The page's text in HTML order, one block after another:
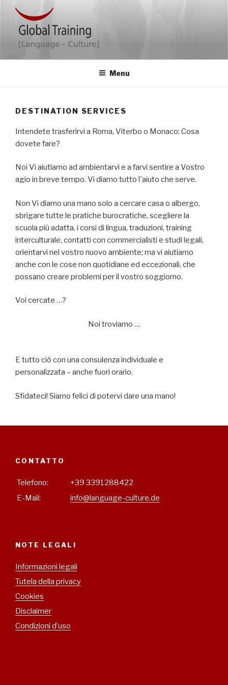
Salta
contenuto
GLOBAL TRAINING
Menu
DESTINATION SERVICES
Intendete trasferirvi a Roma, Viterbo o Monaco: Cosa
dovete fare?
Noi Vi aiutiamo ad ambientarvi e a farvi sentire a Vostro
agio in breve tempo. Vi diamo tutto l´aiuto che serve.
Non Vi diamo una mano solo a cercare casa o albergo,
sbrigare tutte le pratiche burocratiche, scegliere la
scuola più adatta, i corsi di lingua, traduzioni, training
interculturale, contatti con commercialisti e studi legali,
orientarvi nel vostro nuovo ambiente; ma vi aiutiamo
anche con le cose non quotidiane ed eccezionali, che
possano creare problemi per il vostro soggiorno.
Voi cercate …?
Noi troviamo …
E tutto ciò con una consulenza individuale e
personalizzata – anche fuori orario.
Sfidateci! Siamo felici di potervi dare una mano!
CONTATTO
Telefono:
+39 3391288422
E-Mail:
fo
NOTE LEGALI
Informazioni legali
Tutela della privacy
Cookies
Disclaimer
Condizioni d’uso